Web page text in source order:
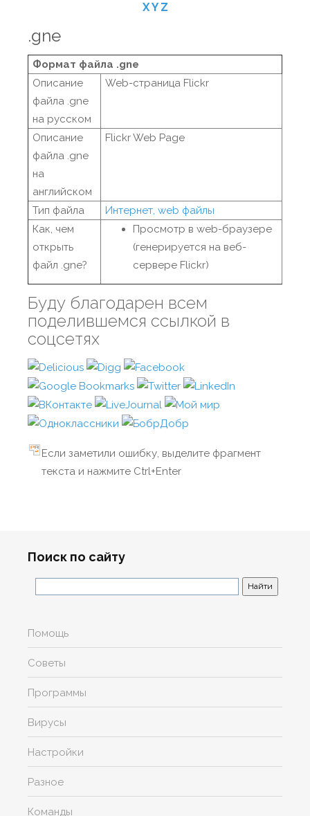
XY Z
.gne
Формат файла .gne
Описание
файла .gne
на русском
Web-страница Flickr
Описание
файла .gne
на
английском
Flickr Web Page
Тип файла
Интернет, web файлы
Как, чем
открыть
файл .gne?
Просмотр в web-браузере
(генерируется на веб-
сервере Flickr)
Буду благодарен всем
поделившемся ссылкой в
соцсетях
Если заметили ошибку, выделите фрагмент
текста и нажмите Ctrl+Enter
Поиск по сайту
Помощь
Советы
Программы
Вирусы
Настройки
Разное
Команды